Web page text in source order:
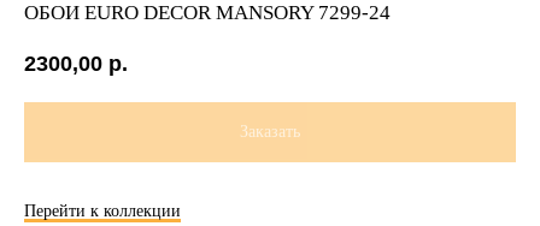
ОБОИ EURO DECOR MANSORY 7299-24
2300,00 р.
Заказать
Перейти к коллекции